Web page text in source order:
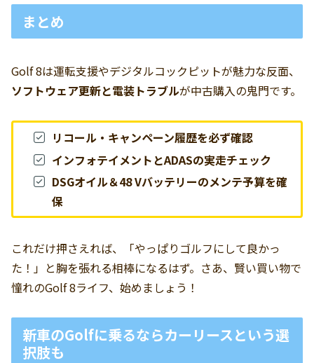
まとめ
Golf 8は運転支援やデジタルコックピットが魅力な反面、
ソフトウェア更新と電装トラブルが中古購入の鬼門です。
リコール・キャンペーン履歴を必ず確認
インフォテイメントとADASの実走チェック
DSGオイル＆48 Vバッテリーのメンテ予算を確
保
これだけ押さえれば、「やっぱりゴルフにして良かっ
た！」と胸を張れる相棒になるはず。さあ、賢い買い物で
憧れのGolf 8ライフ、始めましょう！
新車のGolfに乗るならカーリースという選
択肢も